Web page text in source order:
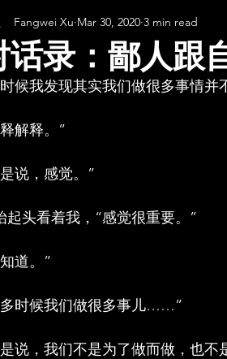
话录：鄙人跟
Fangwei Xu Mar 30, 2020 3 min read
候我发现其实我们做很多事情并
解释。”
说，感觉。”
起头看着我，“感觉很重要。”
道。”
多时候我们做很多事儿……”
说，我们不是为了做而做，也